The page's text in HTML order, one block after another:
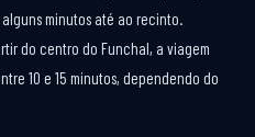
minutos até ao recinto.
do centro do Funchal, a viagem
10 e 15 minutos, dependendo do